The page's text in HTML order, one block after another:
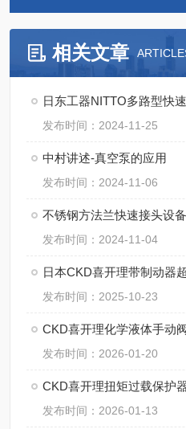
相关文章
日东工器NITTO多路型快
发布时间：2024-11-25
中村讲述-真空泵的应用
发布时间：2024-11-06
不锈钢方法兰快速接头设
发布时间：2024-11-04
发布时间：2025-10-23
发布时间：2026-01-20
CKD喜开理扭矩过载保护
发布时间：2026-01-13